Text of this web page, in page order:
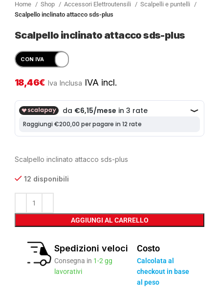
Home Shop Accessori Elettroutensili
Scalpelli e puntelli
Scalpello inclinato attacco sds-plus
Scalpello inclinato attacco sds-plus
18,46€ Iva Inclusa IVA incl.
Scalpello inclinato attacco sds-plus
12 disponibili
AGGIUNGI AL CARRELLO
Spedizioni veloci
Consegna in 1-2 gg
lavorativi
Costo
Calcolata al
checkout in base
al peso